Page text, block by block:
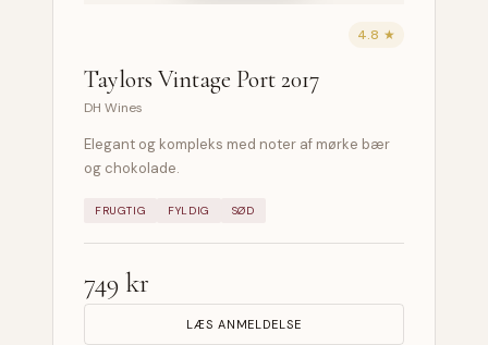
4.8 ★
Taylors Vintage Port 2017
DH Wines
Elegant og kompleks med noter af mørke bær
og chokolade.
FRUGTIG FYLDIG SØD
749 kr
LÆS ANMELDELSE